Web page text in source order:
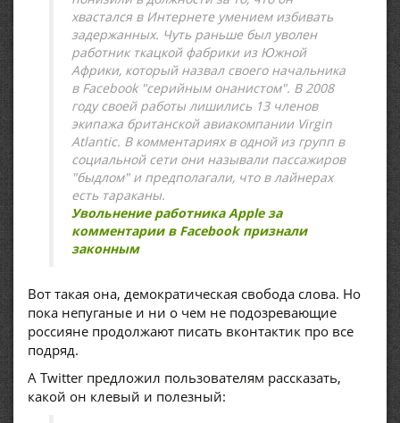
хвастался в Интернете умением избивать
задержанных. Чуть раньше был уволен
работник ткацкой фабрики из Южной
Африки, который назвал своего начальника
в Facebook "серийным онанистом". В 2008
году своей работы лишились 13 членов
экипажа британской авиакомпании Virgin
Atlantic. В комментариях в одной из групп в
социальной сети они называли пассажиров
"быдлом" и предполагали, что в лайнерах
есть тараканы.
Увольнение работника Apple за
комментарии в Facebook признали
законным
Вот такая она, демократическая свобода слова. Но
пока непуганые и ни о чем не подозревающие
россияне продолжают писать вконтактик про все
подряд.
А Twitter предложил пользователям рассказать,
какой он клевый и полезный: